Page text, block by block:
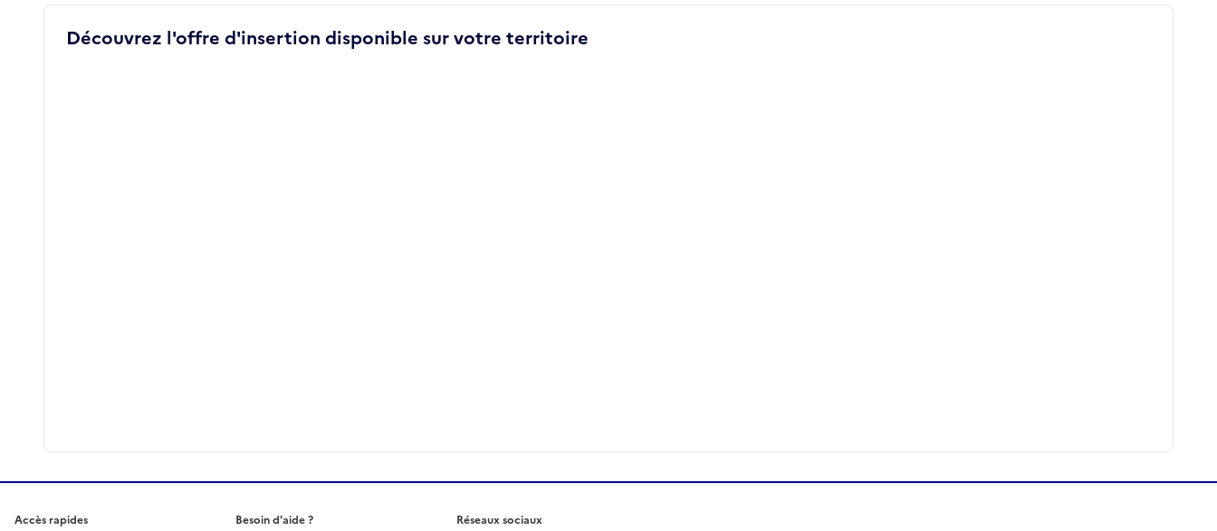
Découvrez l'offre d'insertion disponible sur votre territoire
Accès rapides Besoin d'aide ? Réseaux sociaux